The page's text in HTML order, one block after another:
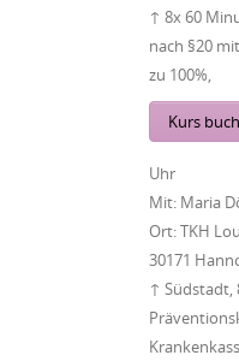
↑ 8x 60
nach §20
zu 100%,
Kurs
Uhr
Mit: Maria
Ort:TKH
30171
↑ Südstadt,